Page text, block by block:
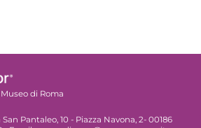
Museo di Roma
Pantaleo, 10 - Piazza Navona, 2- 00186